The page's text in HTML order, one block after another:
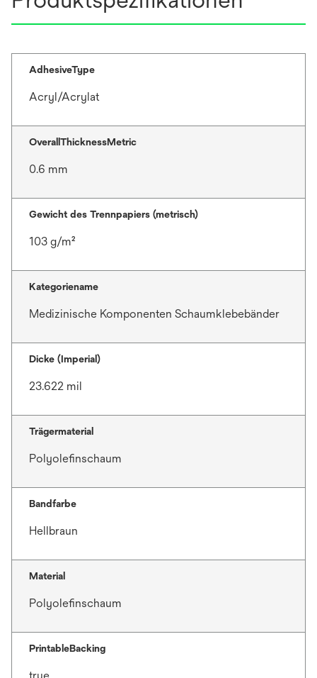
AdhesiveType
Acryl/Acrylat
OverallThicknessMetric
0.6 mm
Gewicht des Trennpapiers (metrisch)
103 g/m²
Kategoriename
Medizinische Komponenten Schaumklebebänder
Dicke (Imperial)
23.622 mil
Trägermaterial
Polyolefinschaum
Bandfarbe
Hellbraun
Material
Polyolefinschaum
PrintableBacking
true